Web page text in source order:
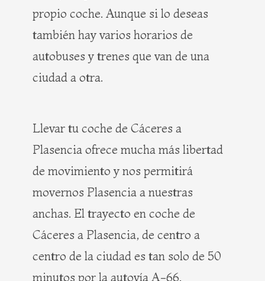
propio coche. Aunque si lo deseas
también hay varios horarios de
autobuses y trenes que van de una
ciudad a otra.
Llevar tu coche de Cáceres a
Plasencia ofrece mucha más libertad
de movimiento y nos permitirá
movernos Plasencia a nuestras
anchas. El trayecto en coche de
Cáceres a Plasencia, de centro a
centro de la ciudad es tan solo de 50
minutos por la autovía A-66.